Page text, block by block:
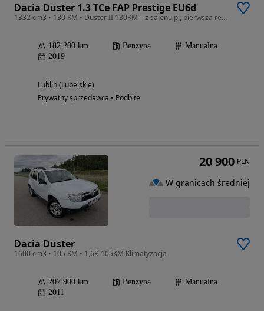
Dacia Duster 1.3 TCe FAP Prestige EU6d
1332 cm3 • 130 KM • Duster II 130KM – z salonu pl, pierwsza rejestracja, 1 właściciel
182 200 km Benzyna
Manualna
2019
Lublin (Lubelskie)
Prywatny sprzedawca • Podbite
Dacia Duster
1600 cm3 • 105 KM • 1,6B 105KM Klimatyzacja
207 900 km Benzyna
Manualna
2011
20 900 PLN
W granicach średniej